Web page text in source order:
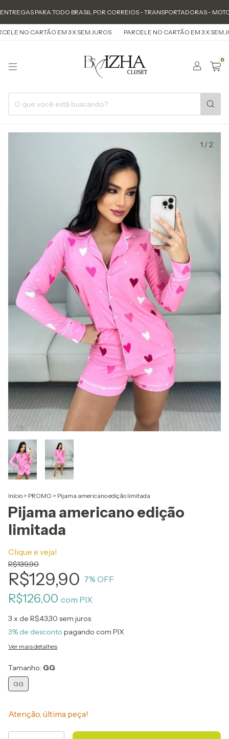
PARA TODO BRASIL POR CORREIOS - TRANSPORTADORAS -
NO CARTÃO EM 3 X SEM JUROS PARCELE NO CARTÃO EM 3 X SEM
0
1 /2
Início > PROMO > Pijama americano edição limitada
Pijama americano edição
limitada
Clique e veja!
R$139,90
R$129,90 7% OFF
R$126,00 com PIX
3 x de R$43,30 sem juros
3% de desconto pagando com PIX
Ver mais detalhes
Tamanho: GG
GG
Atenção, última peça!